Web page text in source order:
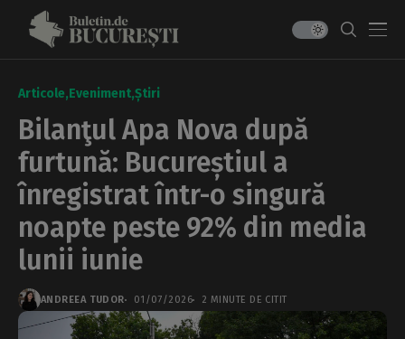
Articole Eveniment Știri
Bilanţul Apa Nova după
furtună: Bucureștiul a
înregistrat într-o singură
noapte peste 92% din media
lunii iunie
ANDREEA TUDOR 01/07/2026 2 MINUTE DE CITIT